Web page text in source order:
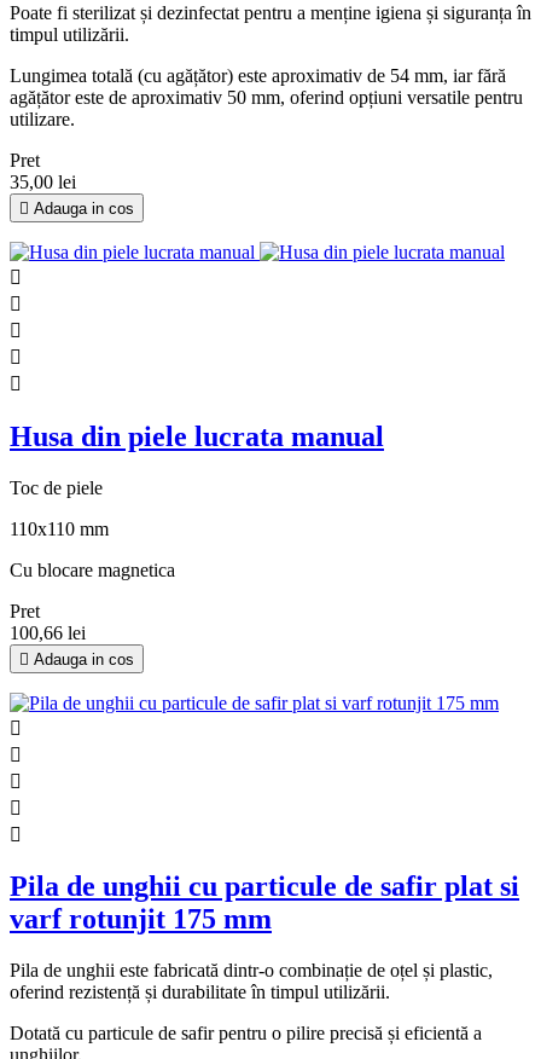
Poate fi sterilizat și dezinfectat pentru a menține igiena și siguranța în
timpul utilizării.
Lungimea totală (cu agățător) este aproximativ de 54 mm, iar fără
agățător este de aproximativ 50 mm, oferind opțiuni versatile pentru
utilizare.
Pret
35,00 lei
 Adauga in cos





Husa din piele lucrata manual
Toc de piele
110x110 mm
Cu blocare magnetica
Pret
100,66 lei
 Adauga in cos





Pila de unghii cu particule de safir plat si
varf rotunjit 175 mm
Pila de unghii este fabricată dintr-o combinație de oțel și plastic,
oferind rezistență și durabilitate în timpul utilizării.
Dotată cu particule de safir pentru o pilire precisă și eficientă a